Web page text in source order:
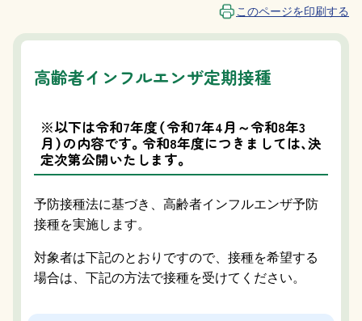
このページを印刷する
高齢者インフルエンザ定期接種
※以下は令和7年度（令和7年4月～令和8年3
月）の内容です。令和8年度につきましては、決
定次第公開いたします。
予防接種法に基づき、高齢者インフルエンザ予防
接種を実施します。
対象者は下記のとおりですので、接種を希望する
場合は、下記の方法で接種を受けてください。